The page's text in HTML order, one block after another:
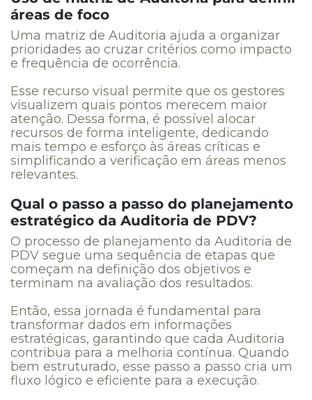
áreas de foco
Uma matriz de Auditoria ajuda a organizar
prioridades ao cruzar critérios como impacto
e frequência de ocorrência.
Esse recurso visual permite que os gestores
visualizem quais pontos merecem maior
atenção. Dessa forma, é possível alocar
recursos de forma inteligente, dedicando
mais tempo e esforço às áreas críticas e
simplificando a verificação em áreas menos
relevantes.
Qual o passo a passo do planejamento
estratégico da Auditoria de PDV?
O processo de planejamento da Auditoria de
PDV segue uma sequência de etapas que
começam na definição dos objetivos e
terminam na avaliação dos resultados.
Então, essa jornada é fundamental para
transformar dados em informações
estratégicas, garantindo que cada Auditoria
contribua para a melhoria contínua. Quando
bem estruturado, esse passo a passo cria um
fluxo lógico e eficiente para a execução.